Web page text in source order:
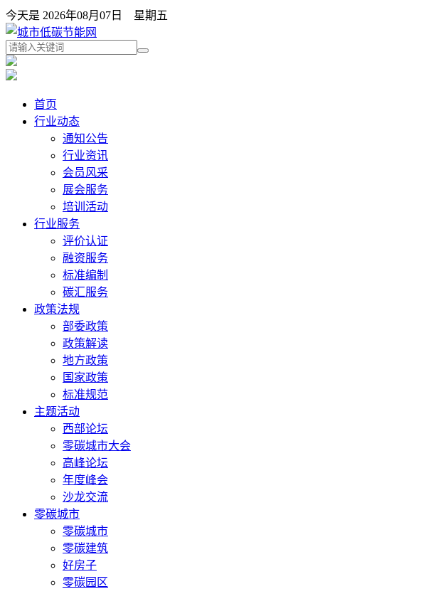
今天是 2026年08月07日 星期五
首页
行业动态
通知公告
行业资讯
会员风采
展会服务
培训活动
行业服务
评价认证
融资服务
标准编制
碳汇服务
政策法规
部委政策
政策解读
地方政策
国家政策
标准规范
主题活动
西部论坛
零碳城市大会
高峰论坛
年度峰会
沙龙交流
零碳城市
零碳城市
零碳建筑
好房子
零碳园区